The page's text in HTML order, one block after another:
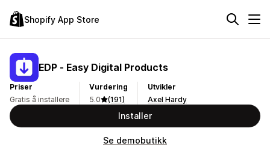
Shopify App Store
EDP ‑ Easy Digital Products
Priser
Gratis å installere
Vurdering
5.0
(191)
Utvikler
Axel Hardy
Installer
Se demobutikk